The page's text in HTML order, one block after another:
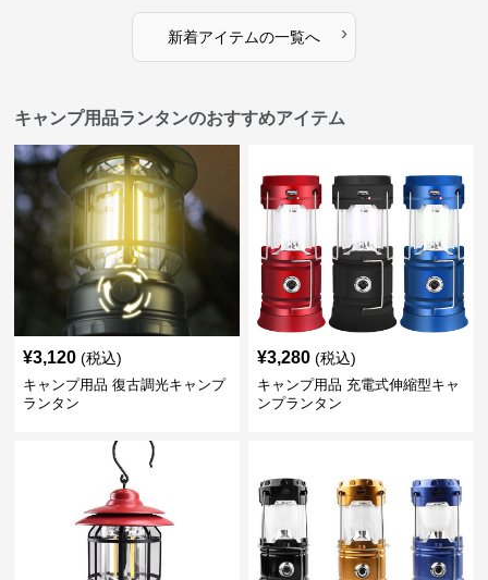
新着アイテムの一覧へ ›
キャンプ用品ランタンのおすすめアイテム
¥3,120 (税込)
キャンプ用品 復古調光キャンプ
ランタン
¥3,280 (税込)
キャンプ用品 充電式伸縮型キャ
ンプランタン